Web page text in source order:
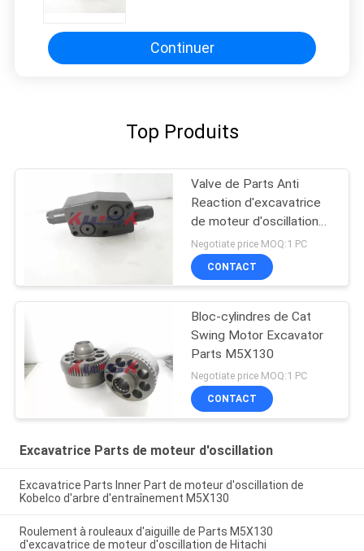
Continuer
Top Produits
Valve de Parts Anti
Reaction d'excavatrice
de moteur d'oscillation
de Hitachi
Negotiate price MOQ:1 PC
CONTACT
Bloc-cylindres de Cat
Swing Motor Excavator
Parts M5X130
Negotiate price MOQ:1 PC
CONTACT
Excavatrice Parts de moteur d'oscillation
Excavatrice Parts Inner Part de moteur d'oscillation de
Kobelco d'arbre d'entraînement M5X130
Roulement à rouleaux d'aiguille de Parts M5X130
d'excavatrice de moteur d'oscillation de Hitachi